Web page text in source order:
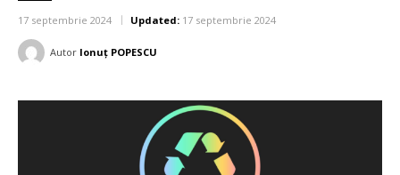
17 septembrie 2024 Updated: 17 septembrie 2024
Autor Ionuț POPESCU